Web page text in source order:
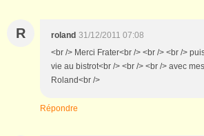
R roland 31/12/2011 07:08
<br /> Merci Frater<br /> <br /> <br />
vie au bistrot<br /> <br /> <br /> avec
Roland<br />
Répondre